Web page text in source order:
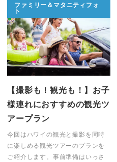
ファミリー＆マタニティフォ
ト
【撮影も！観光も！】お子
様連れにおすすめの観光ツ
アープラン
今回はハワイの観光と撮影を同時
に楽しめる観光ツアーのプランを
ご紹介します。事前準備はいっさ